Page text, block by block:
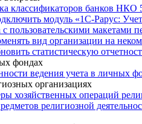
классификаторов банков НКО
модуль «1С-Рарус:
с пользовательскими макетами
вид организации на
статистическую
фондах
ведения учета в личных
организациях
хозяйственных операций
религиозной